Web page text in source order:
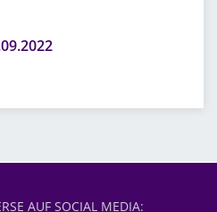
AUF SOCIAL MEDIA: